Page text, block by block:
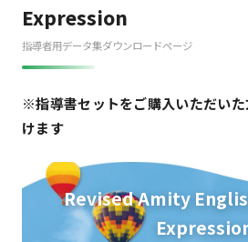
Expression
指導者用データ集ダウンロードページ
※指導書セットをご購入いただい
けます
Revised Amity